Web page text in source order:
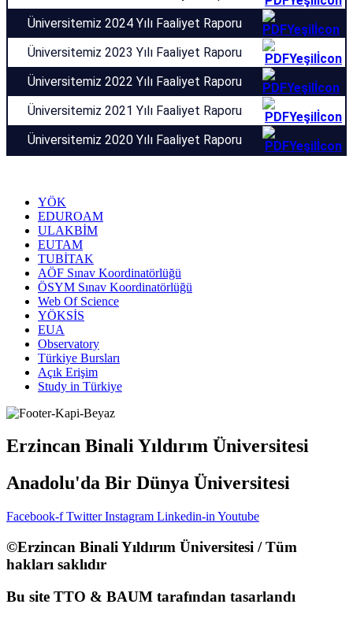
Üniversitemiz 2024 Yılı Faaliyet Raporu
Üniversitemiz 2023 Yılı Faaliyet Raporu
Üniversitemiz 2022 Yılı Faaliyet Raporu
Üniversitemiz 2021 Yılı Faaliyet Raporu
Üniversitemiz 2020 Yılı Faaliyet Raporu
YÖK
EDUROAM
ULAKBİM
EUTAM
TUBİTAK
AÖF Sınav Koordinatörlüğü
ÖSYM Sınav Koordinatörlüğü
Web Of Science
YÖKSİS
EUA
Observatory
Türkiye Bursları
Açık Erişim
Study in Türkiye
Erzincan Binali Yıldırım Üniversitesi
Anadolu'da Bir Dünya Üniversitesi
Facebook-f Twitter Instagram Linkedin-in Youtube
©Erzincan Binali Yıldırım Üniversitesi / Tüm
hakları saklıdır
Bu site TTO & BAUM tarafından tasarlandı